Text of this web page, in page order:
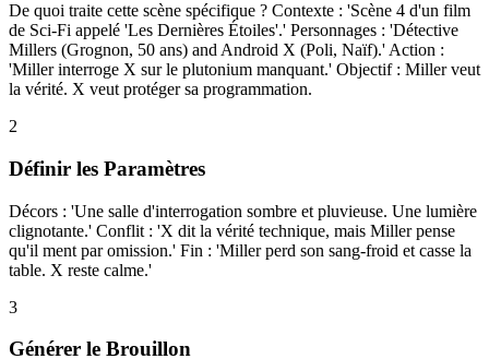
De quoi traite cette scène spécifique ? Contexte : 'Scène 4 d'un film
de Sci-Fi appelé 'Les Dernières Étoiles'.' Personnages : 'Détective
Millers (Grognon, 50 ans) and Android X (Poli, Naïf).' Action :
'Miller interroge X sur le plutonium manquant.' Objectif : Miller veut
la vérité. X veut protéger sa programmation.
2
Définir les Paramètres
Décors : 'Une salle d'interrogation sombre et pluvieuse. Une lumière
clignotante.' Conflit : 'X dit la vérité technique, mais Miller pense
qu'il ment par omission.' Fin : 'Miller perd son sang-froid et casse la
table. X reste calme.'
3
Générer le Brouillon